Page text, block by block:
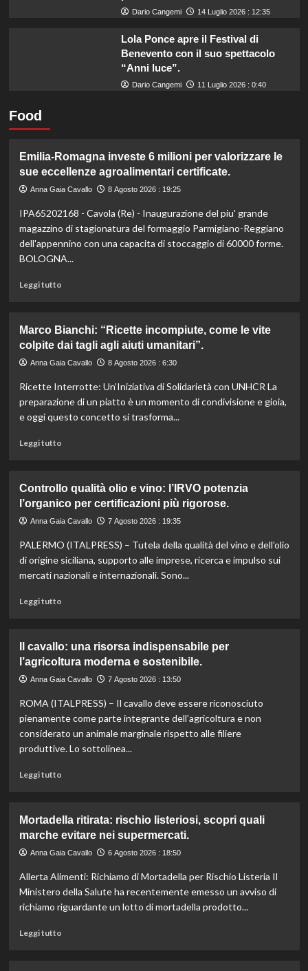
Dario Cangemi 14 Luglio 2026 : 12:35
Lola Ponce apre il Festival di
Benevento con il suo spettacolo
“Anni luce”.
Dario Cangemi 11 Luglio 2026 : 0:40
Food
Emilia-Romagna investe 6 milioni per valorizzare le
sue eccellenze agroalimentari certificate.
Anna Gaia Cavallo 8 Agosto 2026 : 19:25
IPA65202168 - Cavola (Re) - Inaugurazione del piu' grande
magazzino di stagionatura del formaggio Parmigiano-Reggiano
dell'appennino con una capacita di stoccaggio di 60000 forme.
BOLOGNA...
Leggi tuttoLeggi
Emilia-
Romagna
investe
milioni
per
valorizzare
Marco Bianchi: “Ricette incompiute, come le vite
colpite dai tagli agli aiuti umanitari”.
Anna Gaia Cavallo 8 Agosto 2026 : 6:30
Ricette Interrotte: Un’Iniziativa di Solidarietà con UNHCR La
preparazione di un piatto è un momento di condivisione e gioia,
e oggi questo concetto si trasforma...
Leggi tuttoLeggi
Marco
Bianchi:
“Ricette
come
le
vite
umanitari”.
Controllo qualità olio e vino: l’IRVO potenzia
l’organico per certificazioni più rigorose.
Anna Gaia Cavallo 7 Agosto 2026 : 19:35
PALERMO (ITALPRESS) – Tutela della qualità del vino e dell’olio
di origine siciliana, supporto alle imprese, ricerca e impulso sui
mercati nazionali e internazionali. Sono...
Leggi tuttoLeggi
Controllo
qualità
olio
vino:
l’IRVO
potenzia
per
Il cavallo: una risorsa indispensabile per
l’agricoltura moderna e sostenibile.
Anna Gaia Cavallo 7 Agosto 2026 : 13:50
ROMA (ITALPRESS) – Il cavallo deve essere riconosciuto
pienamente come parte integrante dell’agricoltura e non
considerato un animale marginale rispetto alle filiere
produttive. Lo sottolinea...
Leggi tuttoLeggi
Il
cavallo:
una
indispensabile
per
l’agricoltura
Mortadella ritirata: rischio listeriosi, scopri quali
marche evitare nei supermercati.
Anna Gaia Cavallo 6 Agosto 2026 : 18:50
Allerta Alimenti: Richiamo di Mortadella per Rischio Listeria Il
Ministero della Salute ha recentemente emesso un avviso di
richiamo riguardante un lotto di mortadella prodotto...
Leggi tuttoLeggi